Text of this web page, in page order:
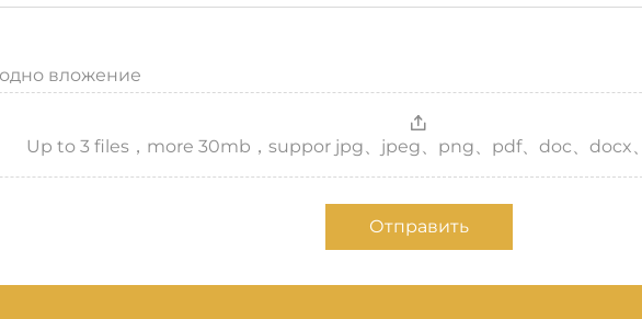
вложение
Up to 3 files，more 30mb，suppor jpg、jpeg、png、pdf、doc、docx
Отправить